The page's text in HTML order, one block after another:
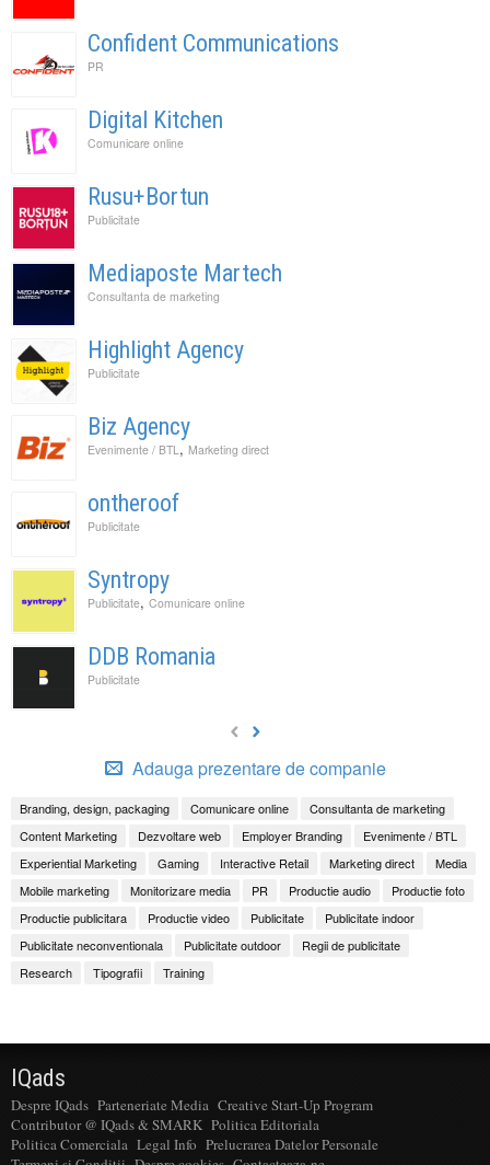
Confident Communications
PR
Digital Kitchen
Comunicare online
Rusu+Bortun
Publicitate
Mediaposte Martech
Consultanta de marketing
Highlight Agency
Publicitate
Biz Agency
Evenimente / BTL, Marketing direct
ontheroof
Publicitate
Syntropy
Publicitate, Comunicare online
DDB Romania
Publicitate
Adauga prezentare de companie
Branding, design, packaging Comunicare online
Consultanta de marketing
Content Marketing
Dezvoltare web Employer Branding
Evenimente / BTL
Experiential Marketing
Gaming Interactive Retail Marketing direct
Media
Mobile marketing
Monitorizare media PR Productie audio
Productie foto
Productie publicitara
Productie video Publicitate
Publicitate indoor
Publicitate neconventionala
Publicitate outdoor
Regii de publicitate
Research
Tipografii Training
IQads
Despre IQads Parteneriate Media Creative Start-Up Program
Contributor @ IQads & SMARK Politica Editoriala
Politica Comerciala Legal Info Prelucrarea Datelor Personale